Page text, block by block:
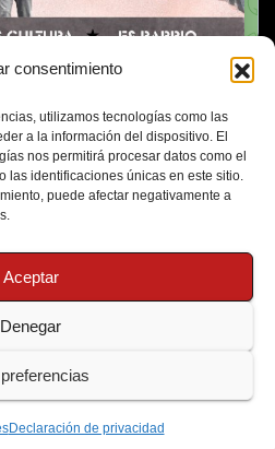
consentimiento
utilizamos tecnologías como las
a la información del dispositivo. El
nos permitirá procesar datos como el
las identificaciones únicas en este sitio.
puede afectar negativamente a
Aceptar
Denegar
Declaración de privacidad